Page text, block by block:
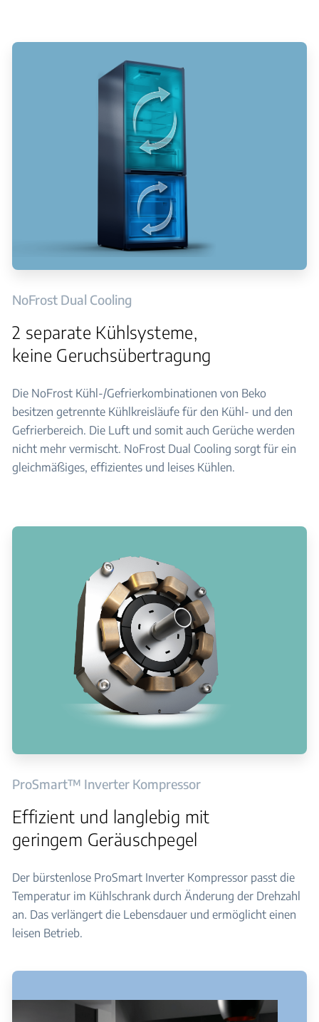
NoFrost Dual Cooling
2 separate Kühlsysteme,
keine Geruchsübertragung
Die NoFrost Kühl-/Gefrierkombinationen von Beko
besitzen getrennte Kühlkreisläufe für den Kühl- und den
Gefrierbereich. Die Luft und somit auch Gerüche werden
nicht mehr vermischt. NoFrost Dual Cooling sorgt für ein
gleichmäßiges, effizientes und leises Kühlen.
ProSmart™ Inverter Kompressor
Effizient und langlebig mit
geringem Geräuschpegel
Der bürstenlose ProSmart Inverter Kompressor passt die
Temperatur im Kühlschrank durch Änderung der Drehzahl
an. Das verlängert die Lebensdauer und ermöglicht einen
leisen Betrieb.